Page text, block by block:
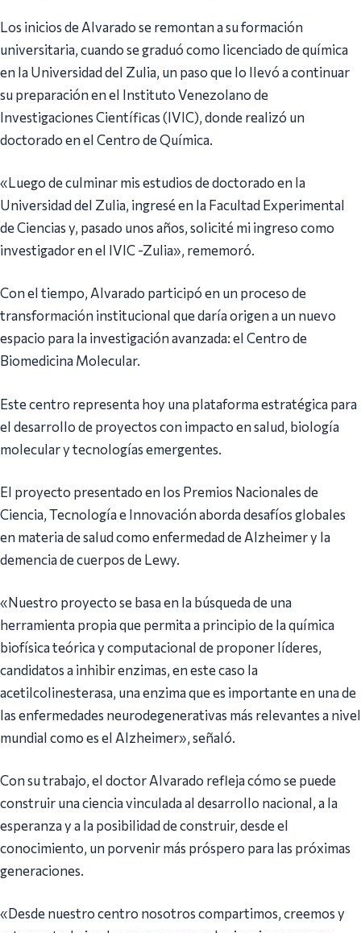
Los inicios de Alvarado se remontan a su formación
universitaria, cuando se graduó como licenciado de química
en la Universidad del Zulia, un paso que lo llevó a continuar
su preparación en el Instituto Venezolano de
Investigaciones Científicas (IVIC), donde realizó un
doctorado en el Centro de Química.
«Luego de culminar mis estudios de doctorado en la
Universidad del Zulia, ingresé en la Facultad Experimental
de Ciencias y, pasado unos años, solicité mi ingreso como
investigador en el IVIC -Zulia», rememoró.
Con el tiempo, Alvarado participó en un proceso de
transformación institucional que daría origen a un nuevo
espacio para la investigación avanzada: el Centro de
Biomedicina Molecular.
Este centro representa hoy una plataforma estratégica para
el desarrollo de proyectos con impacto en salud, biología
molecular y tecnologías emergentes.
El proyecto presentado en los Premios Nacionales de
Ciencia, Tecnología e Innovación aborda desafíos globales
en materia de salud como enfermedad de Alzheimer y la
demencia de cuerpos de Lewy.
«Nuestro proyecto se basa en la búsqueda de una
herramienta propia que permita a principio de la química
biofísica teórica y computacional de proponer líderes,
candidatos a inhibir enzimas, en este caso la
acetilcolinesterasa, una enzima que es importante en una de
las enfermedades neurodegenerativas más relevantes a nivel
mundial como es el Alzheimer», señaló.
Con su trabajo, el doctor Alvarado refleja cómo se puede
construir una ciencia vinculada al desarrollo nacional, a la
esperanza y a la posibilidad de construir, desde el
conocimiento, un porvenir más próspero para las próximas
generaciones.
«Desde nuestro centro nosotros compartimos, creemos y